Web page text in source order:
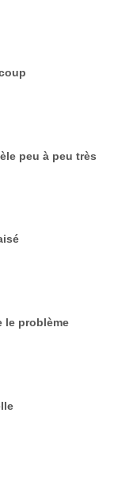
peu à peu très
le problème